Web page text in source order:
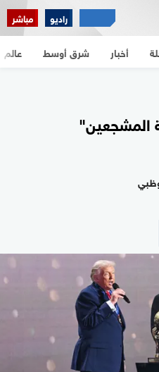
راديو مباشر
أخبار شرق أوسط عالم
المشجعين"